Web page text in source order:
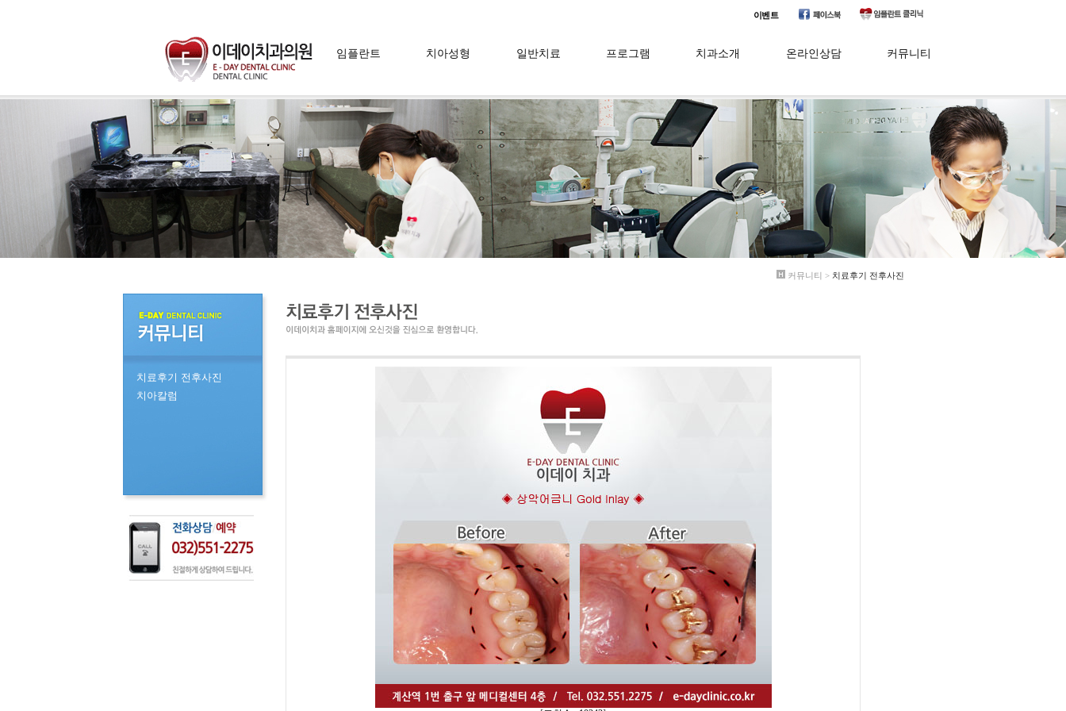
이벤트
임플란트
임플란트란
임플란트 장점
임플란트 시술방법
임플란트 치료방법
자가치아 뼈이식술
치아성형
라미네이트
치아미백
잇몸성형
일반치료
충치치료
신경치료
잇몸치료
사랑니
프로그램
면접프로그램
웨딩프로그램
치과소개
이데이치과는?
의료진소개
장비소개
찾아오시는길
온라인상담
질문과 답변
전체후기
온라인예약
커뮤니티
치료후기 전후사진
치아칼럼
치료후기 전후사진
치아칼럼
커뮤니티 > 치료후기 전후사진